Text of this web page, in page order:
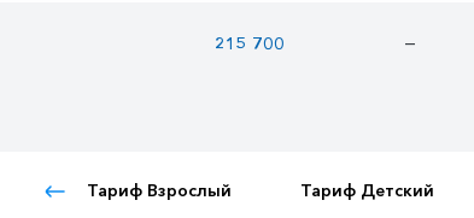
215 700 —
Тариф Взрослый Тариф Детский